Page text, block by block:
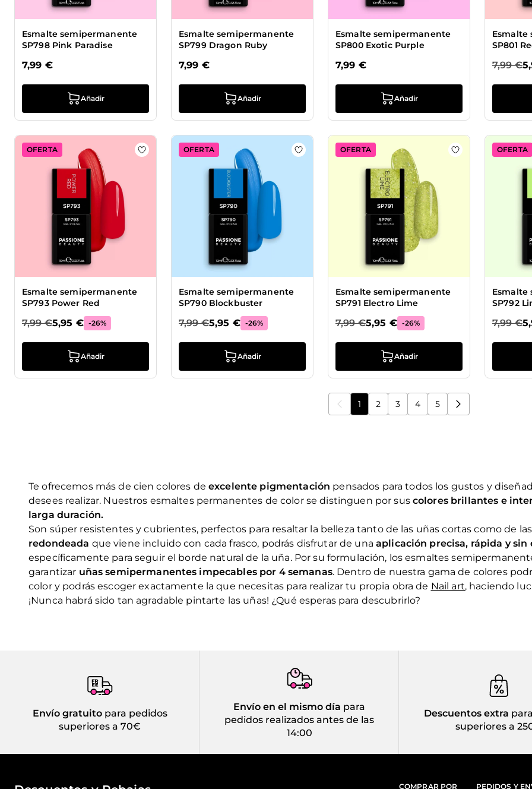
Esmalte semipermanente
SP798 Pink Paradise
7,99 €
Añadir
Esmalte semipermanente
SP799 Dragon Ruby
7,99 €
Añadir
Esmalte semipermanente
SP800 Exotic Purple
7,99 €
Añadir
Esmalte
SP801
7,99 €
OFERTA
Esmalte semipermanente
SP793 Power Red
7,99 €5,95 € -26%
Añadir
Añadir a la lista de deseos Esmalte semipermanente SP793 Power Red
OFERTA
Esmalte semipermanente
SP790 Blockbuster
7,99 €5,95 € -26%
Añadir
Añadir a la lista de deseos Esmalte semipermanente
OFERTA
Esmalte semipermanente
SP791 Electro Lime
7,99 €5,95 € -26%
Añadir
Añadir a la lista
OFERTA
Esmalte
SP792
7,99 €
Actualmente estás leyendo la página
1 Página
2 Página
3 Página
4 Página
5
Te ofrecemos más de cien colores deexcelente pigmentación pensados para todos los gustos y
desees realizar. Nuestros esmaltes permanentes de color se distinguen por sus colores brillantes e
larga duración.
Son súper resistentes y cubrientes, perfectos para resaltar la belleza tanto de las uñas cortas como de las
redondeada que viene incluido con cada frasco, podrás disfrutar de una aplicación precisa, rápida y sin
específicamente para seguir el borde natural de la uña. Por su formulación, los esmaltes
garantizar uñas semipermanentes impecables por 4 semanas. Dentro de nuestra gama de colores
color y podrás escoger exactamente la que necesitas para realizar tu propia obra de Nail art, haciendo
¡Nunca habrá sido tan agradable pintarte las uñas! ¿Qué esperas para descubrirlo?
Envío gratuitopara pedidos
superiores a 70€
Envío en el mismo día para
pedidos realizados antes de las
14:00
Descuentos extra
superiores a
COMPRAR POR PEDIDOS Y